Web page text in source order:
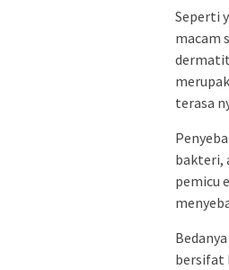
Seperti
macam
terasa
bakteri,
pemicu
bersifat